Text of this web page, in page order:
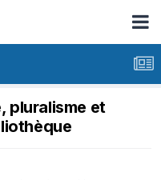
pluralisme et